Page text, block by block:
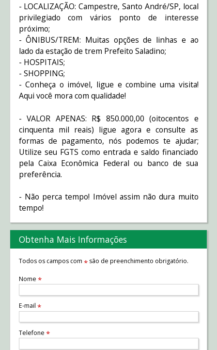
- LOCALIZAÇÃO: Campestre, Santo André/SP, local
privilegiado com vários ponto de interesse
próximo;
- ÔNIBUS/TREM: Muitas opções de linhas e ao
lado da estação de trem Prefeito Saladino;
- HOSPITAIS;
- SHOPPING;
- Conheça o imóvel, ligue e combine uma visita!
Aqui você mora com qualidade!
- VALOR APENAS: R$ 850.000,00 (oitocentos e
cinquenta mil reais) ligue agora e consulte as
formas de pagamento, nós podemos te ajudar;
Utilize seu FGTS como entrada e saldo financiado
pela Caixa Econômica Federal ou banco de sua
preferência.
- Não perca tempo! Imóvel assim não dura muito
tempo!
Obtenha Mais Informações
Todos os campos com *são de preenchimento obrigatório.
Nome *
E-mail *
Telefone *